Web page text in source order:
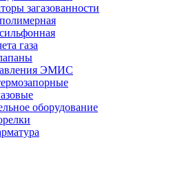
загазованности
газа
ЭМИС
оборудование